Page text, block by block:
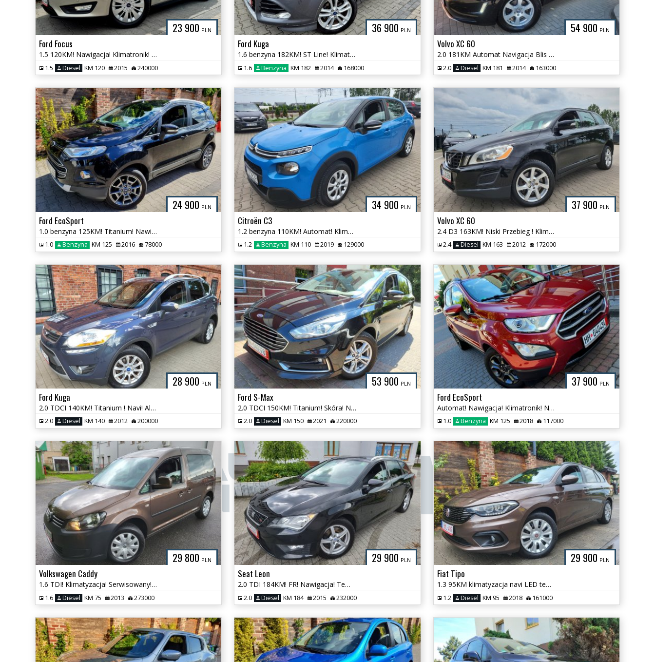
23 900 PLN
Ford Focus
1.5 120KM! Nawigacja! Klimatronik! GrzaneFotele! Nowy Rozrząd !
1.5 Diesel KM 120 2015 240000
36 900 PLN
Ford Kuga
1.6 benzyna 182KM! ST Line! Klimatronik! Nawigacja! Kamera! Super Stan
1.6 Benzyna KM 182 2014 168000
54 900 PLN
Volvo XC 60
2.0 181KM Automat Navigacja Blis Radar Serwisowany niski przebieg
2.0 Diesel KM 181 2014 163000
24 900 PLN
Ford EcoSport
1.0 benzyna 125KM! Titanium! Nawigacja! Nowy Rozrząd ! Super Stan !
1.0 Benzyna KM 125 2016 78000
34 900 PLN
Citroën C3
1.2 benzyna 110KM! Automat! Klimatronik! Super Stan !
1.2 Benzyna KM 110 2019 129000
37 900 PLN
Volvo XC 60
2.4 D3 163KM! Niski Przebieg ! Klimatronik! AluFelgi! Super Stan 4x4
2.4 Diesel KM 163 2012 172000
28 900 PLN
Ford Kuga
2.0 TDCI 140KM! Titanium ! Navi! AluFelgi! Super Stan !
2.0 Diesel KM 140 2012 200000
53 900 PLN
Ford S-Max
2.0 TDCI 150KM! Titanium! Skóra! Nawigacja! Kamera! Alufelgi!
2.0 Diesel KM 150 2021 220000
37 900 PLN
Ford EcoSport
Automat! Nawigacja! Klimatronik! Nowy rozrząd! Super Stan !
1.0 Benzyna KM 125 2018 117000
29 800 PLN
Volkswagen Caddy
1.6 TDI! Klimatyzacja! Serwisowany! Super Stan !
1.6 Diesel KM 75 2013 273000
29 900 PLN
Seat Leon
2.0 TDI 184KM! FR! Nawigacja! Tempomat! Klimatronik! AluFelgi! Super
2.0 Diesel KM 184 2015 232000
29 900 PLN
Fiat Tipo
1.3 95KM klimatyzacja navi LED tempomat! super stan
1.2 Diesel KM 95 2018 161000